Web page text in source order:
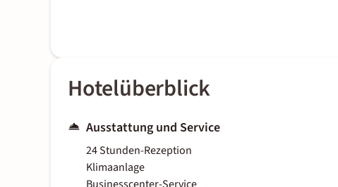
Hotelüberblick
Ausstattung und Service
24 Stunden-Rezeption
Klimaanlage